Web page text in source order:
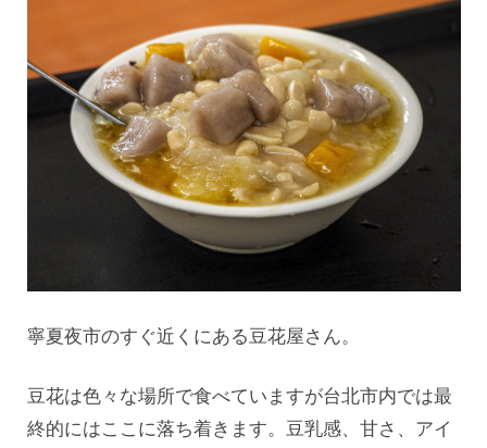
寧夏夜市のすぐ近くにある豆花屋さん。
豆花は色々な場所で食べていますが台北市内では最
終的にはここに落ち着きます。豆乳感、甘さ、アイ